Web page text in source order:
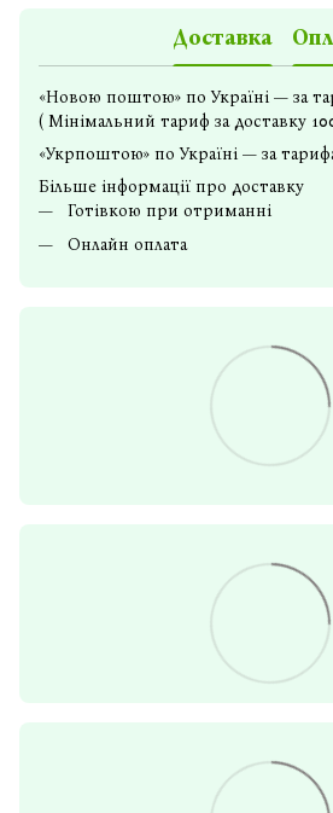
Доставка
«Новою поштою» по Україні — за
( Мінімальний тариф за доставку
«Укрпоштою» по Україні — за
Більше інформації про доставку
Готівкою при отриманні
Онлайн оплата